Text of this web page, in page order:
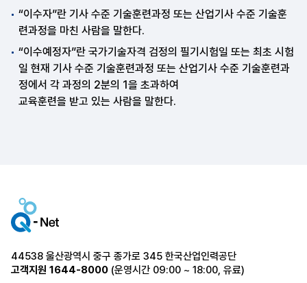
“이수자”란 기사 수준 기술훈련과정 또는 산업기사 수준 기술훈
련과정을 마친 사람을 말한다.
“이수예정자”란 국가기술자격 검정의 필기시험일 또는 최초 시험
일 현재 기사 수준 기술훈련과정 또는 산업기사 수준 기술훈련과
정에서 각 과정의 2분의 1을 초과하여
교육훈련을 받고 있는 사람을 말한다.
44538 울산광역시 중구 종가로 345 한국산업인력공단
고객지원 1644-8000 (운영시간 09:00 ~ 18:00, 유료)